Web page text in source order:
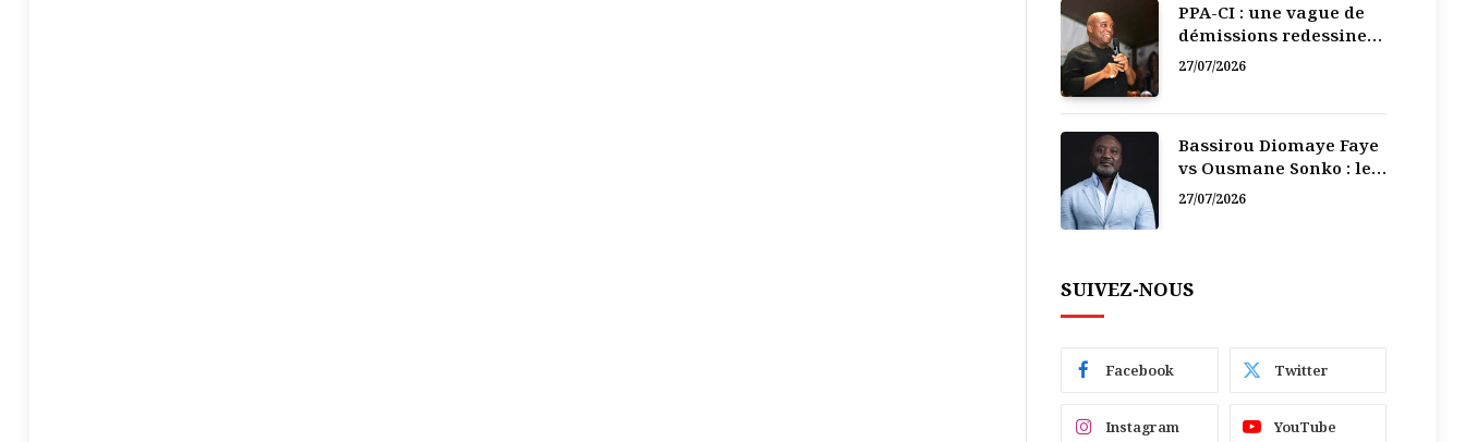
PPA-CI : une vague de
démissions redessine
la recomposition
27/07/2026
Bassirou Diomaye Faye
vs Ousmane Sonko : le
vacarme du pouvoir ne
27/07/2026
SUIVEZ-NOUS
Facebook Twitter
Instagram YouTube